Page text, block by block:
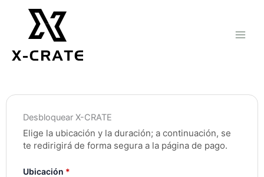
contenido
Desbloquear X-CRATE
Elige la ubicación y la duración; a continuación, se
te redirigirá de forma segura a la página de pago.
Ubicación *